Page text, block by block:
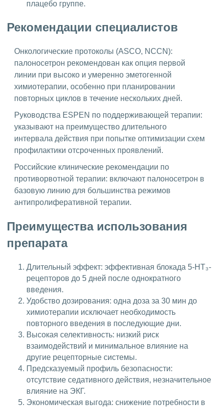
плацебо группе.
Рекомендации специалистов
Онкологические протоколы (ASCO, NCCN):
палоносетрон рекомендован как опция первой
линии при высоко и умеренно эметогенной
химиотерапии, особенно при планировании
повторных циклов в течение нескольких дней.
Руководства ESPEN по поддерживающей терапии:
указывают на преимущество длительного
интервала действия при попытке оптимизации схем
профилактики отсроченных проявлений.
Российские клинические рекомендации по
противорвотной терапии: включают палоносетрон в
базовую линию для большинства режимов
антипролиферативной терапии.
Преимущества использования
препарата
Длительный эффект: эффективная блокада 5-HT₃-
рецепторов до 5 дней после однократного
введения.
Удобство дозирования: одна доза за 30 мин до
химиотерапии исключает необходимость
повторного введения в последующие дни.
Высокая селективность: низкий риск
взаимодействий и минимальное влияние на
другие рецепторные системы.
Предсказуемый профиль безопасности:
отсутствие седативного действия, незначительное
влияние на ЭКГ.
Экономическая выгода: снижение потребности в